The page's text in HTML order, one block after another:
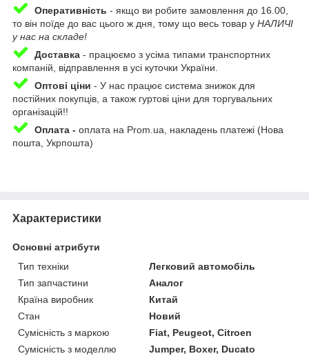
Оперативність - якщо ви робите замовлення до 16.00,
то він поїде до вас цього ж дня, тому що весь товар у НАЛИЧІ
у нас на складе!
Доставка - працюємо з усіма типами транспортних
компаній, відправлення в усі куточки України.
Оптові ціни - У нас працює система знижок для
постійних покупців, а також гуртові ціни для торгувальних
організацій!!
Оплата - оплата на Prom.ua, накладень платежі (Нова
пошта, Укрпошта)
Характеристики
Основні атрибути
Тип техніки
Легковий автомобіль
Тип запчастини
Аналог
Країна виробник
Китай
Стан
Новий
Сумісність з маркою
Fiat, Peugeot, Citroen
Сумісність з моделлю
Jumper, Boxer, Ducato